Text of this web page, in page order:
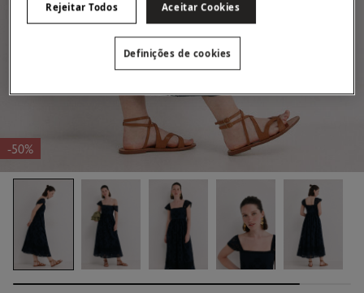
-50%
Rejeitar Todos Aceitar Cookies
Definições de cookies